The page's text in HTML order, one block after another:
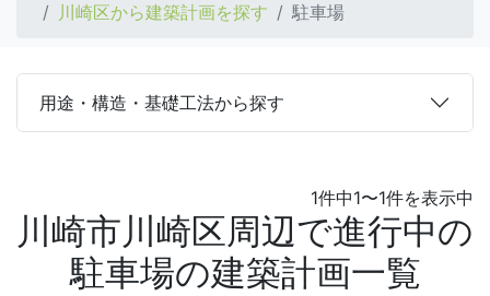
川崎区から建築計画を探す
駐車場
用途・構造・基礎工法から探す
1件中1〜1件を表示中
川崎市川崎区周辺で進行中の
駐車場の建築計画一覧